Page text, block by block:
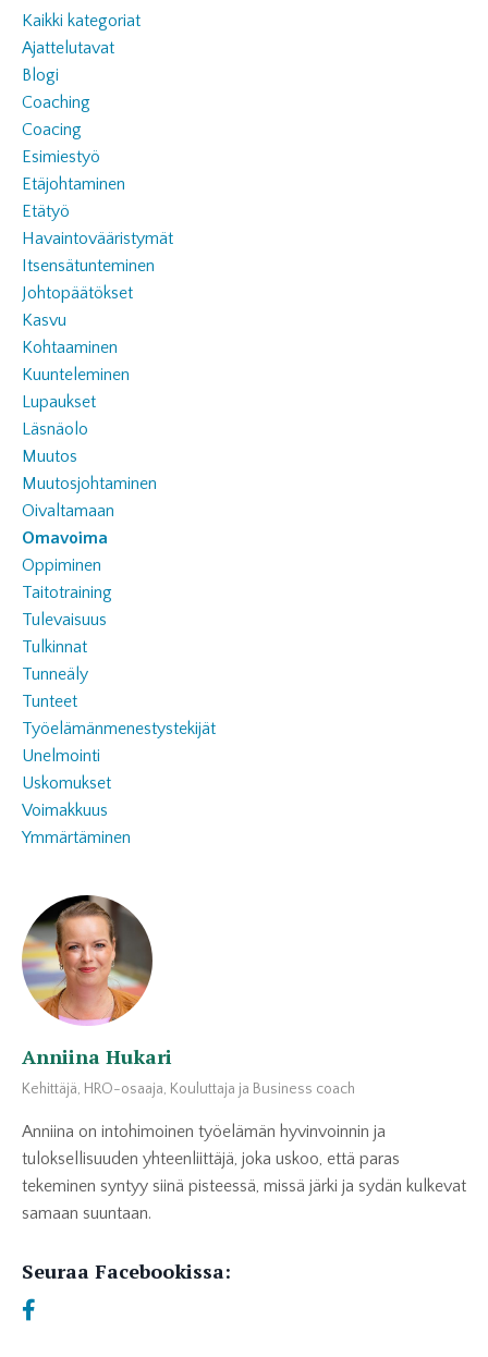
Kaikki kategoriat
Ajattelutavat
Blogi
Coaching
Coacing
Esimiestyö
Etäjohtaminen
Etätyö
Havaintovääristymät
Itsensätunteminen
Johtopäätökset
Kasvu
Kohtaaminen
Kuunteleminen
Lupaukset
Läsnäolo
Muutos
Muutosjohtaminen
Oivaltamaan
Omavoima
Oppiminen
Taitotraining
Tulevaisuus
Tulkinnat
Tunneäly
Tunteet
Työelämänmenestystekijät
Unelmointi
Uskomukset
Voimakkuus
Ymmärtäminen
Anniina Hukari
Kehittäjä, HRO-osaaja, Kouluttaja ja Business coach
Anniina on intohimoinen työelämän hyvinvoinnin ja
tuloksellisuuden yhteenliittäjä, joka uskoo, että paras
tekeminen syntyy siinä pisteessä, missä järki ja sydän kulkevat
samaan suuntaan.
Seuraa Facebookissa: